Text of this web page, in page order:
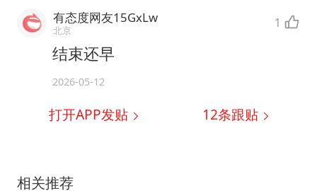
有态度网友15GxLw
北京 1
结束还早
2026-05-12
打开APP发贴 12条跟贴
相关推荐